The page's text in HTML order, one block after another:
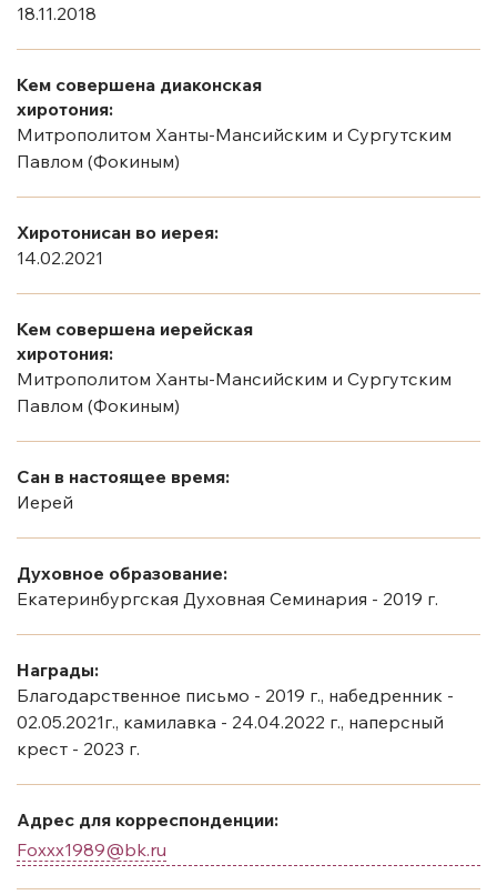
18.11.2018
Кем совершена диаконская
хиротония:
Митрополитом Ханты-Мансийским и Сургутским
Павлом (Фокиным)
Хиротонисан во иерея:
14.02.2021
Кем совершена иерейская
хиротония:
Митрополитом Ханты-Мансийским и Сургутским
Павлом (Фокиным)
Сан в настоящее время:
Иерей
Духовное образование:
Екатеринбургская Духовная Семинария - 2019 г.
Награды:
Благодарственное письмо - 2019 г., набедренник -
02.05.2021г., камилавка - 24.04.2022 г., наперсный
крест - 2023 г.
Адрес для корреспонденции:
Foxxx1989@bk.ru